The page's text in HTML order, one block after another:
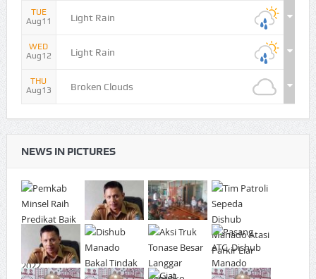
TUE
Aug11
Light Rain
WED
Aug12
Light Rain
THU
Aug13
Broken Clouds
NEWS IN PICTURES